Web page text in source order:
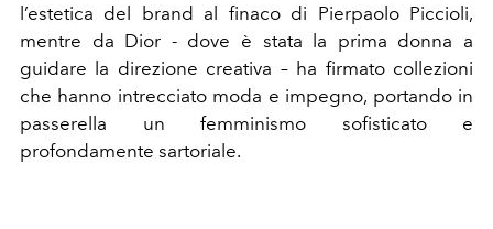
l’estetica del brand al finaco di Pierpaolo Piccioli,
mentre da Dior - dove è stata la prima donna a
guidare la direzione creativa – ha firmato collezioni
che hanno intrecciato moda e impegno, portando in
passerella un femminismo sofisticato e
profondamente sartoriale.